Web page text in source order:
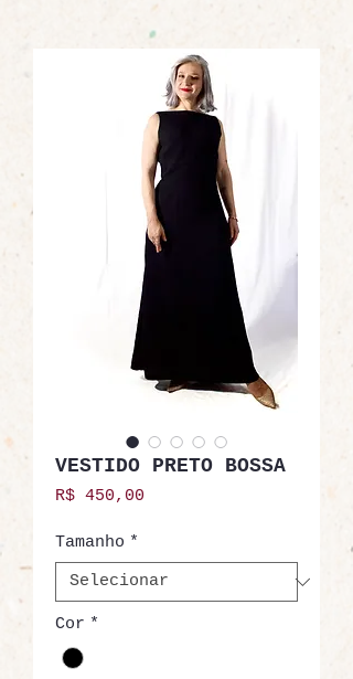
VESTIDO PRETO BOSSA
R$ 450,00
Tamanho *
Cor *